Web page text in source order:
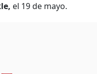
el 19 de mayo.